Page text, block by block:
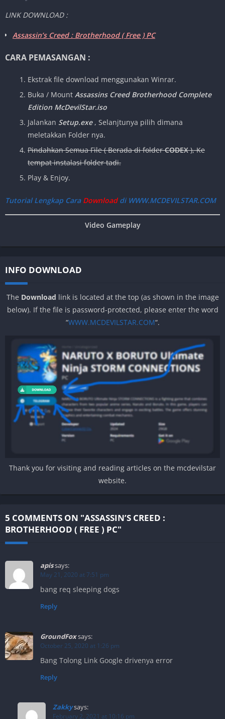
LINK DOWNLOAD :
Assassin’s Creed : Brotherhood ( Free ) PC
CARA PEMASANGAN :
Ekstrak file download menggunakan Winrar.
Buka / Mount Assassins Creed Brotherhood Complete
Edition McDevilStar.iso
Jalankan Setup.exe, Selanjtunya pilih dimana
meletakkan Folder nya.
Pindahkan Semua File ( Berada di folderCODEX), Ke
tempat instalasi folder tadi.
Play & Enjoy.
Tutorial Lengkap CaraDownloaddi WWW.MCDEVILSTAR.COM
Video Gameplay
INFO DOWNLOAD
The Download link is located at the top (as shown in the image
below). If the file is password-protected, please enter the word
“WWW.MCDEVILSTAR.COM“.
Thank you for visiting and reading articles on the mcdevilstar
website.
5 COMMENTS ON "ASSASSIN’S CREED :
BROTHERHOOD ( FREE ) PC"
apissays:
May 21, 2020 at 7:51 pm
bang req sleeping dogs
Reply
GroundFoxsays:
October 25, 2020 at 1:26 pm
Bang Tolong Link Google drivenya error
Reply
Zakkysays:
February 2, 2021 at 10:16 pm